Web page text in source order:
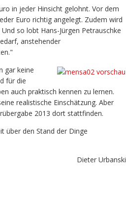
in jeder Hinsicht gelohnt. Vor dem
Euro richtig angelegt. Zudem wird
so lobt Hans-Jürgen Petrauschke
anstehender
gar keine
für die
auch praktisch kennen zu lernen.
realistische Einschätzung. Aber
2013 dort stattfinden.
über den Stand der Dinge
Dieter Urbanski